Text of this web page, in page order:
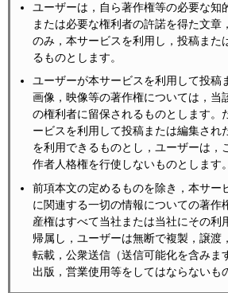
ユーザーは，自ら著作権等の必要な知
または必要な権利者の許諾を得た文章
のみ，本サービスを利用し，投稿また
るものとします。
ユーザーが本サービスを利用して投稿
画像，映像等の著作権については，当
の権利者に留保されるものとします。
ービスを利用して投稿または編集され
を利用できるものとし，ユーザーは，
作者人格権を行使しないものとします。
前項本文の定めるものを除き，本サー
に関連する一切の情報についての著作
産権はすべて当社または当社にその利
帰属し，ユーザーは無断で複製，譲渡
転載，公衆送信（送信可能化を含みま
出版，営業使用等をしてはならないも